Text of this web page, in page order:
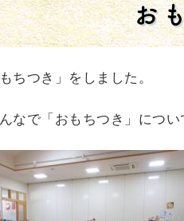
お
ちつき」をしました。
なで「おもちつき」につ